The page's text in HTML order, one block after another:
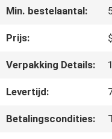
CONTACTEER
ONS
NIEUWS
ALLE
Min. bestelaantal:
Prijs:
Verpakking Details:
Levertijd:
Betalingscondities: